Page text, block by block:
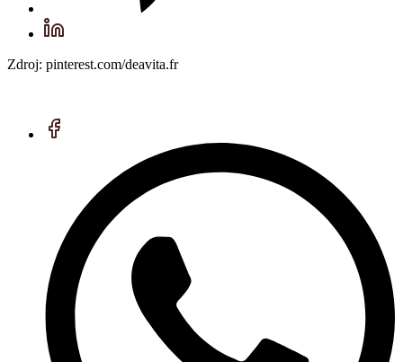
Zdroj: pinterest.com/deavita.fr